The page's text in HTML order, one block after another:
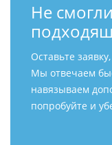
Не
Оставьте
Мы отвечаем
навязываем
попробуйте и